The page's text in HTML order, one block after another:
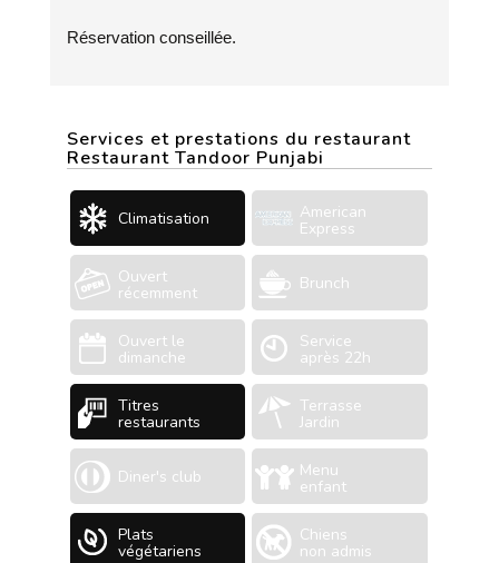
Réservation conseillée.
Services et prestations du restaurant
Restaurant Tandoor Punjabi
Climatisation American
Express
Ouvert
récemment Brunch
Ouvert le
dimanche
Service
après 22h
Titres
restaurants
Terrasse
Jardin
Diner's club Menu
enfant
Plats
végétariens
Chiens
non admis